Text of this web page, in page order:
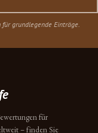
grundlegende Einträge.
für
– finden Sie